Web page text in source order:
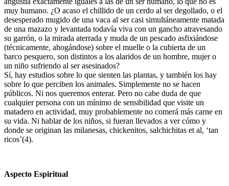
muy humano. ¿O acaso el chillido de un cerdo al ser degollado, o el
desesperado mugido de una vaca al ser casi simultáneamente matada
de una mazazo y levantada todavía viva con un gancho atravesando
su garrón, o la mirada aterrada y muda de un pescado asfixiándose
(técnicamente, ahogándose) sobre el muelle o la cubierta de un
barco pesquero, son distintos a los alaridos de un hombre, mujer o
un niño sufriendo al ser asesinados?
Sí, hay estudios sobre lo que sienten las plantas, y también los hay
sobre lo que perciben los animales. Simplemente no se hacen
públicos. Ni nos queremos enterar. Pero no cabe duda de que
cualquier persona con un mínimo de sensibilidad que visite un
matadero en actividad, muy probablemente no comerá más carne en
su vida. Ni hablar de los niños, si fueran llevados a ver cómo y
donde se originan las milanesas, chickenitos, salchichitas et al, ‘tan
ricos’(4).
Aspecto Espiritual